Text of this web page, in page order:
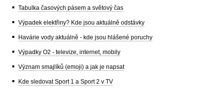
Tabulka časových pásem a světový čas
Výpadek elektřiny? Kde jsou aktuálně odstávky
Havárie vody aktuálně - kde jsou hlášené poruchy
Výpadky O2 - televize, internet, mobily
Význam smajlíků (emoji) a jak je napsat
Kde sledovat Sport 1 a Sport 2 v TV